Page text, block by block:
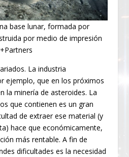
base lunar, formada por
por medio de impresión
La industria
ejemplo, que en los próximos
la minería de asteroides. La
que contienen es un gran
de extraer ese material (y
hace que económicamente,
más rentable. A fin de
dificultades es la necesidad